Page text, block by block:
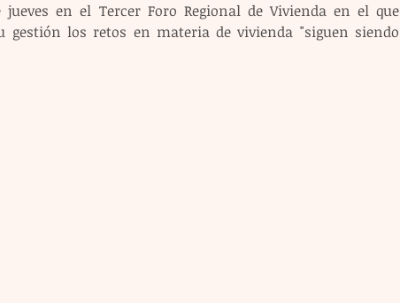
en el Tercer Foro Regional de Vivienda en el que
los retos en materia de vivienda "siguen siendo